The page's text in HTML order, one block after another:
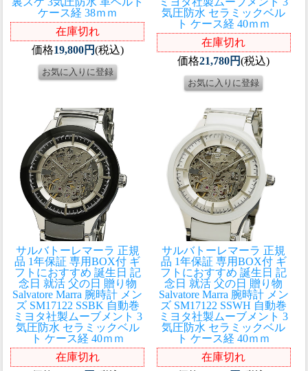
ケース経 38ｍｍ
在庫切れ
価格19,800円(税込)
気圧防水 セラミックベル
ト ケース経 40ｍｍ
在庫切れ
価格21,780円(税込)
サルバトーレマーラ 正規
品 1年保証 専用BOX付 ギ
フトにおすすめ 誕生日 記
念日 就活 父の日 贈り物
Salvatore Marra 腕時計 メン
ズ SM17122 SSBK 自動巻
ミヨタ社製ムーブメント 3
気圧防水 セラミックベル
ト ケース経 40ｍｍ
在庫切れ
サルバトーレマーラ 正規
品 1年保証 専用BOX付 ギ
フトにおすすめ 誕生日 記
念日 就活 父の日 贈り物
Salvatore Marra 腕時計 メン
ズ SM17122 SSWH 自動巻
ミヨタ社製ムーブメント 3
気圧防水 セラミックベル
ト ケース経 40ｍｍ
在庫切れ